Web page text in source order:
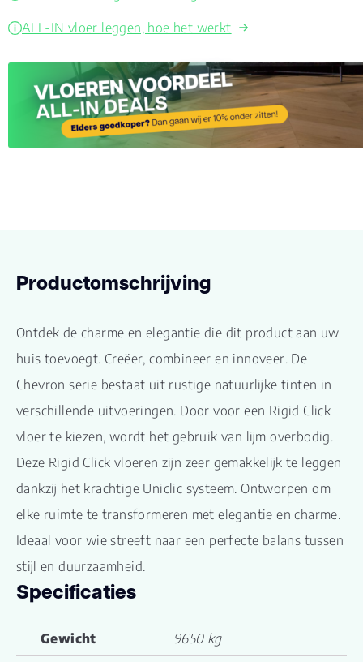
ALL-IN vloer leggen, hoe het werkt
Productomschrijving
Ontdek de charme en elegantie die dit product aan uw
huis toevoegt. Creëer, combineer en innoveer. De
Chevron serie bestaat uit rustige natuurlijke tinten in
verschillende uitvoeringen. Door voor een Rigid Click
vloer te kiezen, wordt het gebruik van lijm overbodig.
Deze Rigid Click vloeren zijn zeer gemakkelijk te leggen
dankzij het krachtige Uniclic systeem. Ontworpen om
elke ruimte te transformeren met elegantie en charme.
Ideaal voor wie streeft naar een perfecte balans tussen
stijl en duurzaamheid.
Specificaties
Gewicht 9650 kg